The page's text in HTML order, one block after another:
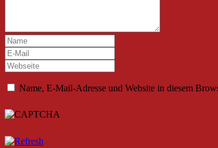
Name, E-Mail-Adresse und Website in diesem